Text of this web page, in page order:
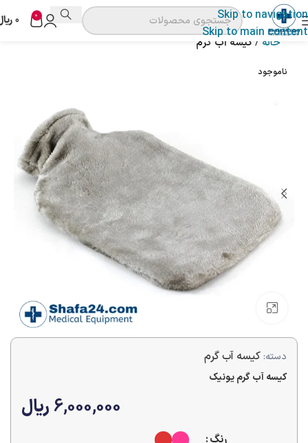
Skip to navigation
Skip to main content
0
0
خانه کیسه آب گرم
ناموجود
دسته: کیسه آب گرم
کیسه آب گرم یونیک
6,000,000 ریال
رنگ